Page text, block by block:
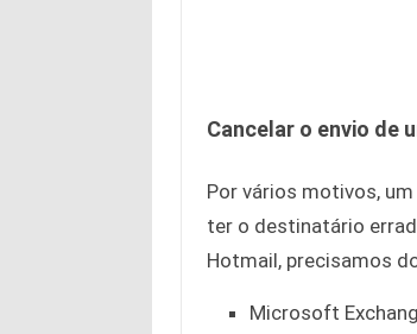
Cancelar o envio de
Por vários motivos,
ter o destinatário
Hotmail, precisamos
Microsoft